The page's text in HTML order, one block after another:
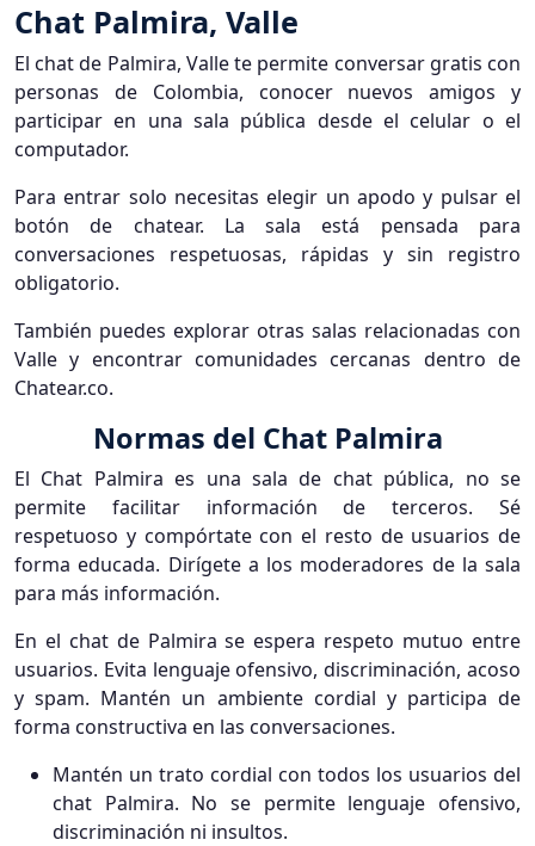
Chat Palmira, Valle
El chat de Palmira, Valle te permite conversar gratis con
personas de Colombia, conocer nuevos amigos y
participar en una sala pública desde el celular o el
computador.
Para entrar solo necesitas elegir un apodo y pulsar el
botón de chatear. La sala está pensada para
conversaciones respetuosas, rápidas y sin registro
obligatorio.
También puedes explorar otras salas relacionadas con
Valle y encontrar comunidades cercanas dentro de
Chatear.co.
Normas del Chat Palmira
El Chat Palmira es una sala de chat pública, no se
permite facilitar información de terceros. Sé
respetuoso y compórtate con el resto de usuarios de
forma educada. Dirígete a los moderadores de la sala
para más información.
En el chat de Palmira se espera respeto mutuo entre
usuarios. Evita lenguaje ofensivo, discriminación, acoso
y spam. Mantén un ambiente cordial y participa de
forma constructiva en las conversaciones.
Mantén un trato cordial con todos los usuarios del
chat Palmira. No se permite lenguaje ofensivo,
discriminación ni insultos.